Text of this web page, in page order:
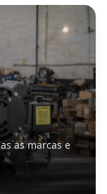
as marcas e